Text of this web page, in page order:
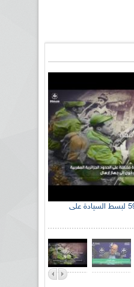
الإذاعة الجزائرية تحي الذكرى 59 لبسط السيادة على